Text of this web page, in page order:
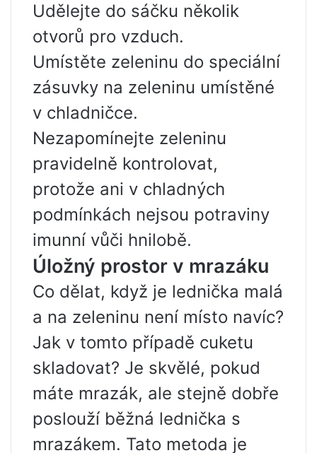
Udělejte do sáčku několik
otvorů pro vzduch.
Umístěte zeleninu do speciální
zásuvky na zeleninu umístěné
v chladničce.
Nezapomínejte zeleninu
pravidelně kontrolovat,
protože ani v chladných
podmínkách nejsou potraviny
imunní vůči hnilobě.
Úložný prostor v mrazáku
Co dělat, když je lednička malá
a na zeleninu není místo navíc?
Jak v tomto případě cuketu
skladovat? Je skvělé, pokud
máte mrazák, ale stejně dobře
poslouží běžná lednička s
mrazákem. Tato metoda je